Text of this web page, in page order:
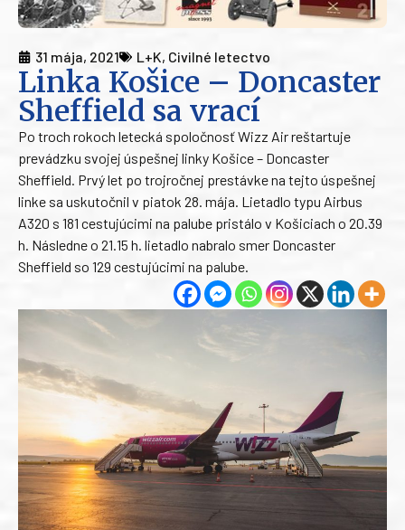
31 mája, 2021 L+K, Civilné letectvo
Linka Košice – Doncaster
Sheffield sa vrací
Po troch rokoch letecká spoločnosť Wizz Air reštartuje
prevádzku svojej úspešnej linky Košice – Doncaster
Sheffield. Prvý let po trojročnej prestávke na tejto úspešnej
linke sa uskutočnil v piatok 28. mája. Lietadlo typu Airbus
A320 s 181 cestujúcimi na palube pristálo v Košiciach o 20.39
h. Následne o 21.15 h. lietadlo nabralo smer Doncaster
Sheffield so 129 cestujúcimi na palube.